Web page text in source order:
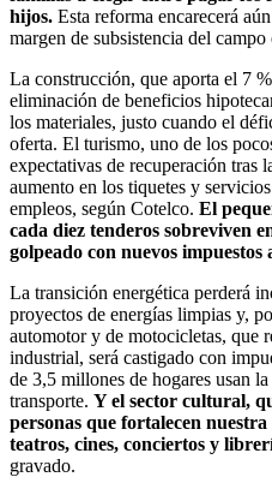
hijos. Esta reforma encarecerá
margen de subsistencia del
La construcción, que aporta el 7
eliminación de beneficios
los materiales, justo cuando el
oferta. El turismo, uno de los
expectativas de recuperación tras
aumento en los tiquetes y
empleos, según Cotelco. El
cada diez tenderos sobreviven
golpeado con nuevos impuestos
La transición energética perderá
proyectos de energías limpias y,
automotor y de motocicletas, que
industrial, será castigado con
de 3,5 millones de hogares usan
transporte. Y el sector cultural,
personas que fortalecen
teatros, cines, conciertos y
gravado.